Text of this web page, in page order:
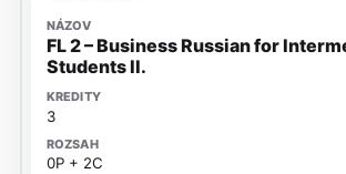
FL 2 – Business Russian for
Students II.
3
0P + 2C